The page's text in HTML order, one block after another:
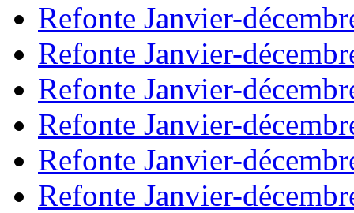
Refonte Janvier-
Refonte Janvier-
Refonte Janvier-
Refonte Janvier-
Refonte Janvier-
Refonte Janvier-